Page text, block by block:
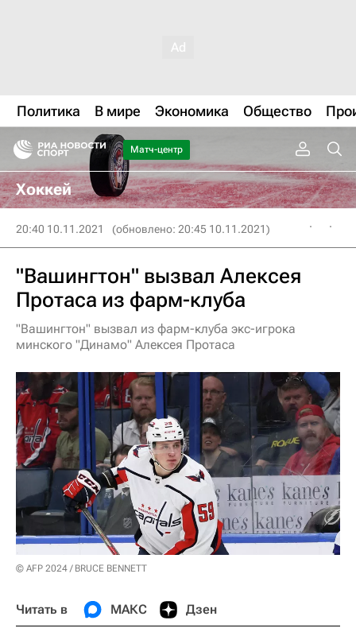
Политика В мире Экономика Общество
Матч-центр
Хоккей
20:40 10.11.2021 (обновлено: 20:45 10.11.2021)
"Вашингтон" вызвал Алексея
Протаса из фарм-клуба
"Вашингтон" вызвал из фарм-клуба экс-игрока
минского "Динамо" Алексея Протаса
© AFP 2024 / BRUCE BENNETT
Читать в МАКС Дзен